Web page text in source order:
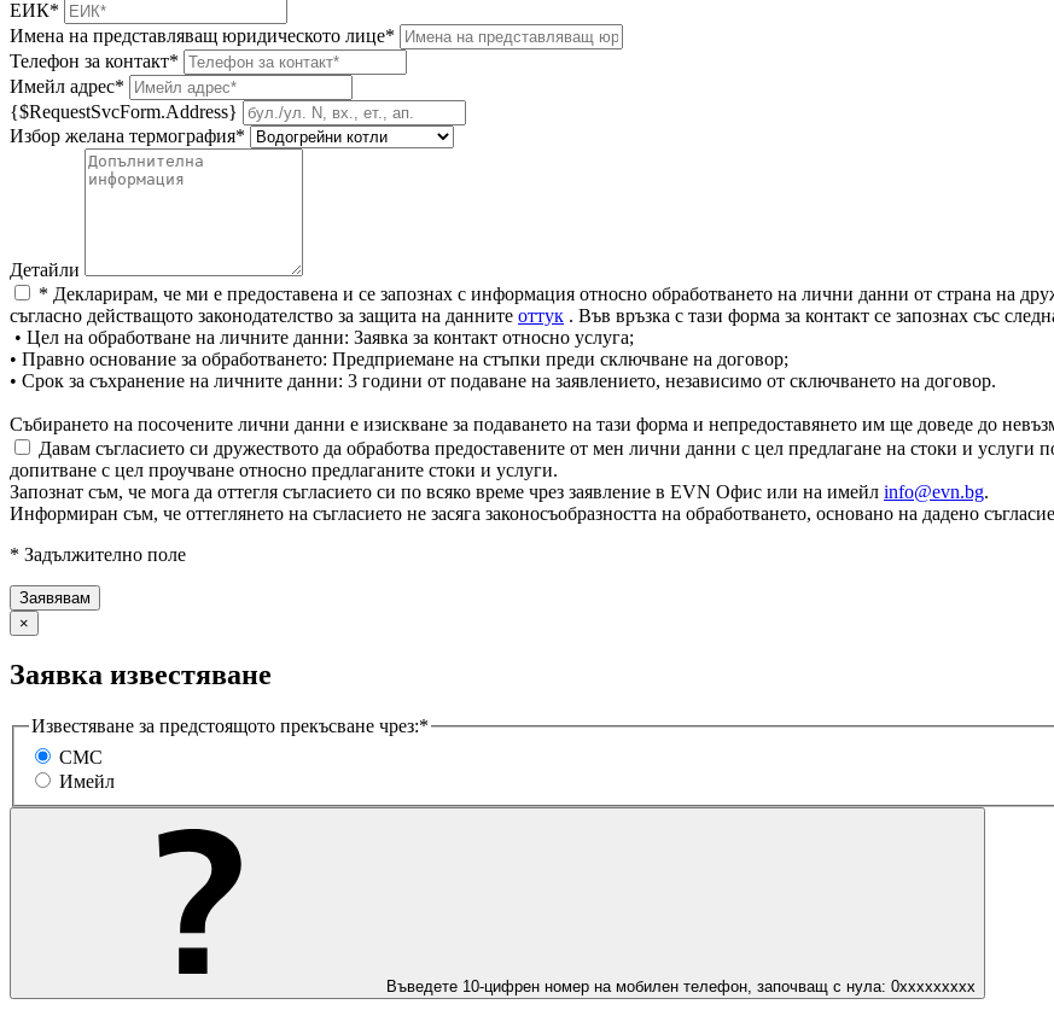
ЕИК*
Имена на представляващ юридическото лице*
Телефон за контакт*
Имейл адрес*
{$RequestSvcForm.Address}
Избор желана термография*
Детайли
* Декларирам, че ми е предоставена и се запознах с информация относно обработването на лични данни от страна на
съгласно действащото законодателство за защита на данните оттук . Във връзка с тази форма за контакт се запознах със
• Цел на обработване на личните данни: Заявка за контакт относно услуга;
• Правно основание за обработването: Предприемане на стъпки преди сключване на договор;
• Срок за съхранение на личните данни: 3 години от подаване на заявлението, независимо от сключването на договор.
Събирането на посочените лични данни е изискване за подаването на тази форма и непредоставянето им ще доведе до
Давам съгласието си дружеството да обработва предоставените от мен лични данни с цел предлагане на стоки и
допитване с цел проучване относно предлаганите стоки и услуги.
Запознат съм, че мога да оттегля съгласието си по всяко време чрез заявление в EVN Офис или на имейл info@evn.bg.
Информиран съм, че оттеглянето на съгласието не засяга законосъобразността на обработването, основано на дадено
* Задължително поле
×
Заявка известяване
Известяване за предстоящото прекъсване чрез:*
СМС
Имейл
Въведете 10-цифрен номер на мобилен телефон, започващ с нула: 0ххххххххх